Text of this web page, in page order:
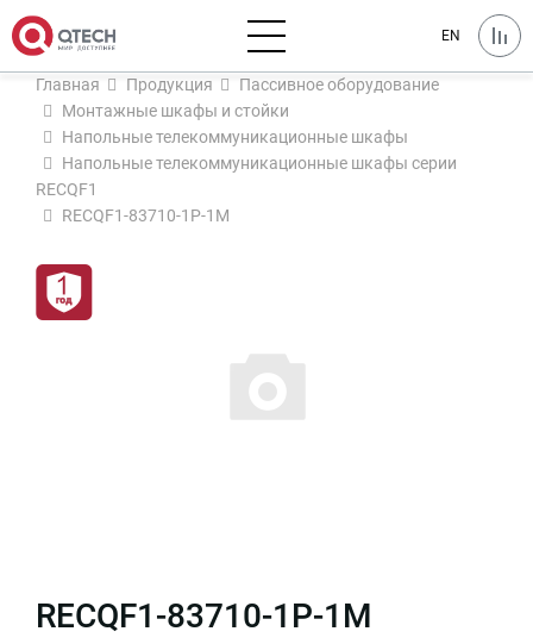
EN
Главная Продукция
Пассивное оборудование
Монтажные шкафы и стойки
Напольные телекоммуникационные шкафы
Напольные телекоммуникационные шкафы серии
RECQF1
RECQF1-83710-1P-1M
RECQF1-83710-1P-1M